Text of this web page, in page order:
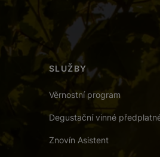
SLUŽBY
Věrnostní program
Degustační vinné
Znovín Asistent